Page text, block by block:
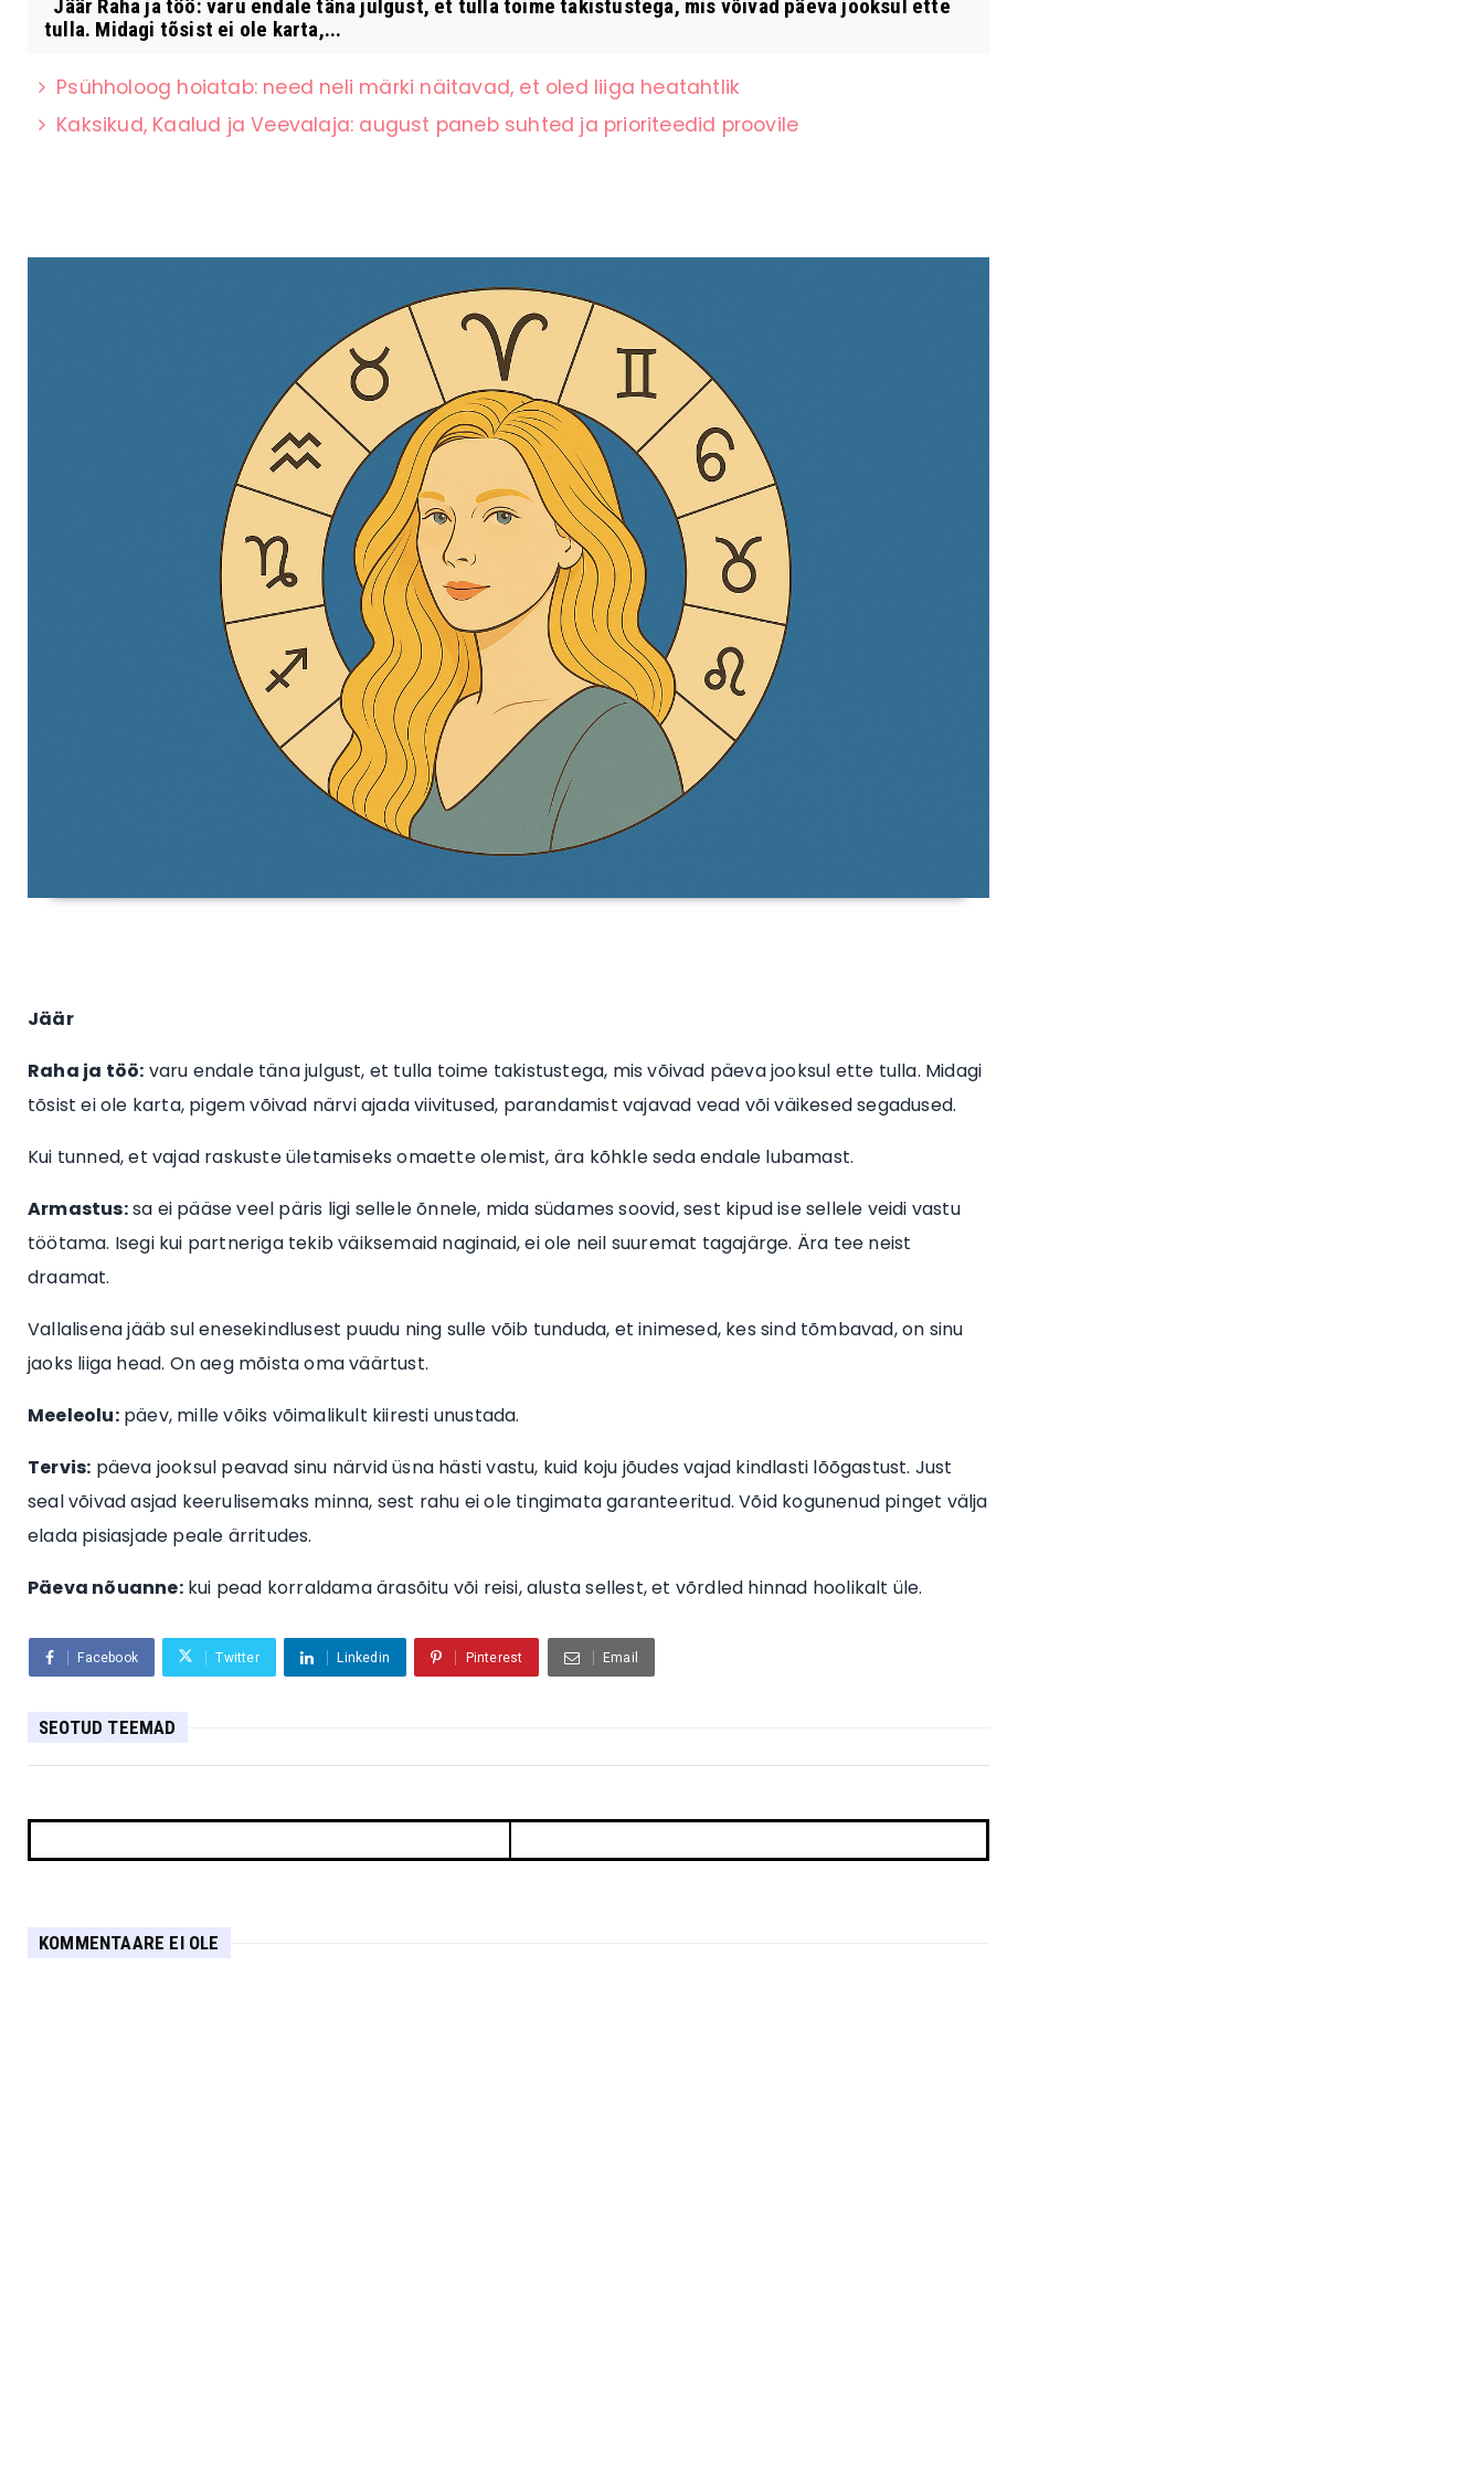
Jäär Raha ja töö: varu endale täna julgust, et tulla toime takistustega, mis võivad päeva jooksul ette
tulla. Midagi tõsist ei ole karta,...
Psühholoog hoiatab: need neli märki näitavad, et oled liiga heatahtlik
Kaksikud, Kaalud ja Veevalaja: august paneb suhted ja prioriteedid proovile
Jäär
Raha ja töö: varu endale täna julgust, et tulla toime takistustega, mis võivad päeva jooksul ette tulla. Midagi
tõsist ei ole karta, pigem võivad närvi ajada viivitused, parandamist vajavad vead või väikesed segadused.
Kui tunned, et vajad raskuste ületamiseks omaette olemist, ära kõhkle seda endale lubamast.
Armastus:sa ei pääse veel päris ligi sellele õnnele, mida südames soovid, sest kipud ise sellele veidi vastu
töötama. Isegi kui partneriga tekib väiksemaid naginaid, ei ole neil suuremat tagajärge. Ära tee neist
draamat.
Vallalisena jääb sul enesekindlusest puudu ning sulle võib tunduda, et inimesed, kes sind tõmbavad, on sinu
jaoks liiga head. On aeg mõista oma väärtust.
Meeleolu:päev, mille võiks võimalikult kiiresti unustada.
Tervis: päeva jooksul peavad sinu närvid üsna hästi vastu, kuid koju jõudes vajad kindlasti lõõgastust. Just
seal võivad asjad keerulisemaks minna, sest rahu ei ole tingimata garanteeritud. Võid kogunenud pinget välja
elada pisiasjade peale ärritudes.
Päeva nõuanne:kui pead korraldama ärasõitu või reisi, alusta sellest, et võrdled hinnad hoolikalt üle.
Facebook Twitter Linkedin Pinterest Email
SEOTUD TEEMAD
KOMMENTAARE EI OLE